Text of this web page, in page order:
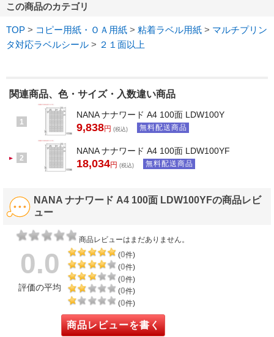
この商品のカテゴリ
TOP > コピー用紙・ＯＡ用紙 > 粘着ラベル用紙 > マルチプリン
タ対応ラベルシール > ２１面以上
関連商品、色・サイズ・入数違い商品
1
NANA ナナワード A4 100面 LDW100Y
9,838円 (税込) 無料配送商品
2
NANA ナナワード A4 100面 LDW100YF
18,034円 (税込) 無料配送商品
NANA ナナワード A4 100面 LDW100YFの商品レビ
ュー
商品レビューはまだありません。
0.0
評価の平均
(0件)
(0件)
(0件)
(0件)
(0件)
商品レビューを書く